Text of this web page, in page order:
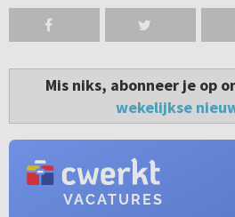
Mis niks, abonneer je op
wekelijkse